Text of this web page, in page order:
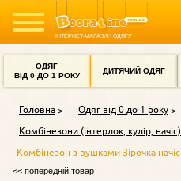
ІНТЕРНЕТ-МАГАЗИН ОДЯГУ
ОДЯГ
ВІД 0 ДО 1 РОКУ
ДИТЯЧИЙ ОДЯГ
Головна
Одяг від 0 до 1 року
Комбінезони (інтерлок, кулір, начіс)
Комбінезон з вушками Зірочка начіс
<< попередній товар